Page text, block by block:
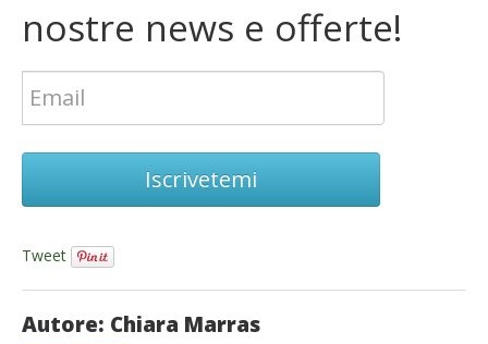
nostre news e offerte!
Iscrivetemi
Tweet
Autore: Chiara Marras